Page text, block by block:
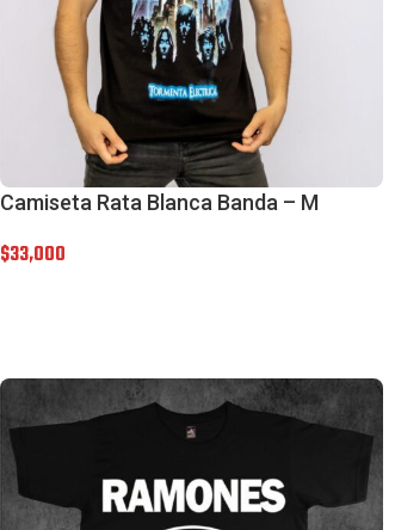
Camiseta Rata Blanca Banda – M
$33,000